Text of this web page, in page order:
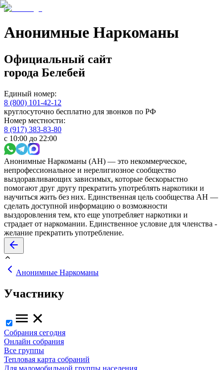
Анонимные Наркоманы
Официальный сайт
города Белебей
Единый номер:
8 (800) 101-42-12
круглосуточно бесплатно для звонков по РФ
Номер местности:
8 (917) 383-83-80
с 10:00 до 22:00
Анонимные Наркоманы (АН) — это некоммерческое,
непрофессиональное и нерелигиозное сообщество
выздоравливающих зависимых, которые бескорыстно
помогают друг другу прекратить употреблять наркотики и
научиться жить без них. Единственная цель сообщества АН —
сделать доступной информацию о возможности
выздоровления тем, кто еще употребляет наркотики и
страдает от наркомании. Единственное условие для членства -
желание прекратить употребление.
Анонимные Наркоманы
Участнику
Собрания сегодня
Онлайн собрания
Все группы
Тепловая карта собраний
Для маломобильной группы населения